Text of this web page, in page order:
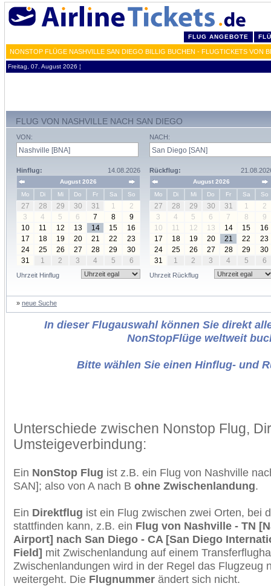
FLUG ANGEBOTE
NONSTOP FLÜGE NASHVILLE SAN DIEGO BILLIG BUCHEN - FLUGTICKETS VON
Freitag, 07. August 2026 ¦
FLUG VON NASHVILLE NACH SAN DIEGO
VON:
Hinflug: 14.08.2026
August 2026
Mo
Di Mi Do Fr Sa So
27 28 29 30 31 1
2
3
4 5 6 7 8
9
10
11 12 13 14 15
16
17
18 19 20 21 22
23
24
25 26 27 28 29
30
31
1 2 3 4 5 6
Uhrzeit Hinflug
NACH:
Rückflug:
August 2026
Mo
Di Mi Do Fr Sa So
27 28 29 30 31 1
2
3
4 5 6 7 8
9
10
11 12 13 14 15
16
17
18 19 20 21 22
23
24
25 26 27 28 29
30
31
1 2 3 4 5 6
Uhrzeit Rückflug
» neue Suche
In dieser Flugauswahl können Sie direkt
NonStopFlüge weltweit
Bitte wählen Sie einen Hinflug- und
Unterschiede zwischen Nonstop Flug,
Umsteigeverbindung:
Ein NonStop Flug ist z.B. ein Flug von Nashville
SAN]; also von A nach B ohne Zwischenlandung.
Ein Direktflug ist ein Flug zwischen zwei Orten, bei
stattfinden kann, z.B. ein Flug von Nashville - TN
Airport] nach San Diego - CA [San Diego
Field] mit Zwischenlandung auf einem
Zwischenlandungen wird in der Regel das Flugzeug
weitergeht. Die Flugnummer ändert sich nicht.